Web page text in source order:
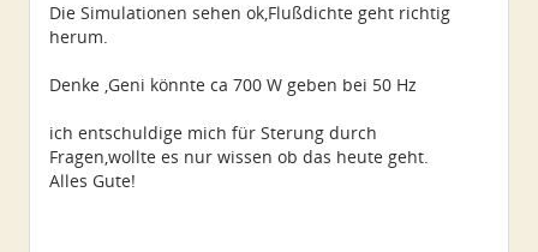
Die Simulationen sehen ok,Flußdichte geht richtig
herum.
Denke ,Geni könnte ca 700 W geben bei 50 Hz
ich entschuldige mich für Sterung durch
Fragen,wollte es nur wissen ob das heute geht.
Alles Gute!